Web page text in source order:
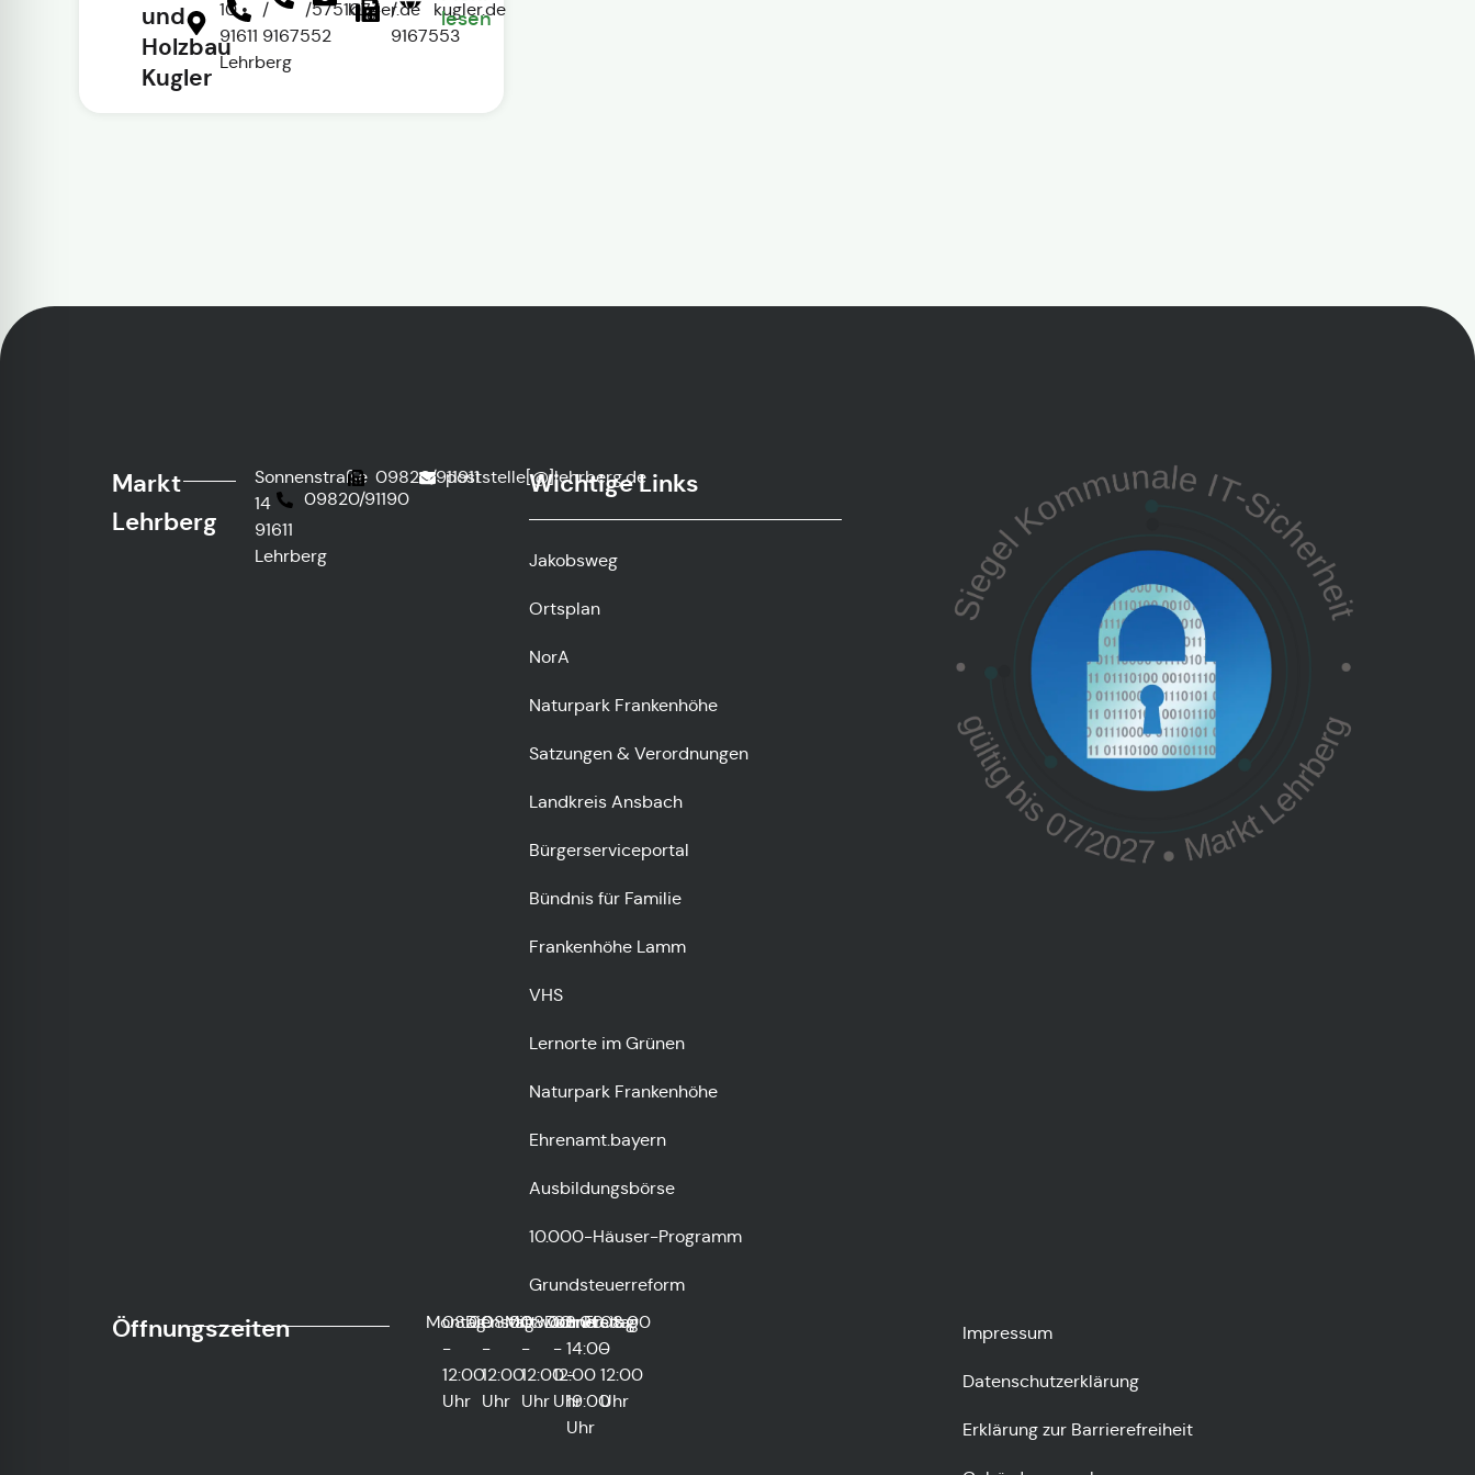
und
Holzbau
Kugler
10 •
91611
Lehrberg
/
9167552
/5751074kugler.de
/
9167553
kugler.de
lesen
Markt
Lehrberg
Sonnenstraße
14
91611
Lehrberg
09820/91190
09820/911911poststelle[@]lehrberg.de
Wichtige Links
Jakobsweg
Ortsplan
NorA
Naturpark Frankenhöhe
Satzungen & Verordnungen
Landkreis Ansbach
Bürgerserviceportal
Bündnis für Familie
Frankenhöhe Lamm
VHS
Lernorte im Grünen
Naturpark Frankenhöhe
Ehrenamt.bayern
Ausbildungsbörse
10.000-Häuser-Programm
Grundsteuerreform
Öffnungszeiten Montag
08:00
-
12:00
Uhr
Dienstag
08:00
-
12:00
Uhr
Mittwoch
08:00
-
12:00
Uhr
Donnerstag
08:00
-
12:00
Uhr
und
14:00
-
19:00
Uhr
Freitag
08:00
-
12:00
Uhr
Impressum
Datenschutzerklärung
Erklärung zur Barrierefreiheit